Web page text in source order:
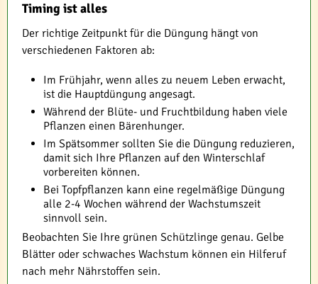
Timing ist alles
Der richtige Zeitpunkt für die Düngung hängt von
verschiedenen Faktoren ab:
Im Frühjahr, wenn alles zu neuem Leben erwacht,
ist die Hauptdüngung angesagt.
Während der Blüte- und Fruchtbildung haben viele
Pflanzen einen Bärenhunger.
Im Spätsommer sollten Sie die Düngung reduzieren,
damit sich Ihre Pflanzen auf den Winterschlaf
vorbereiten können.
Bei Topfpflanzen kann eine regelmäßige Düngung
alle 2-4 Wochen während der Wachstumszeit
sinnvoll sein.
Beobachten Sie Ihre grünen Schützlinge genau. Gelbe
Blätter oder schwaches Wachstum können ein Hilferuf
nach mehr Nährstoffen sein.